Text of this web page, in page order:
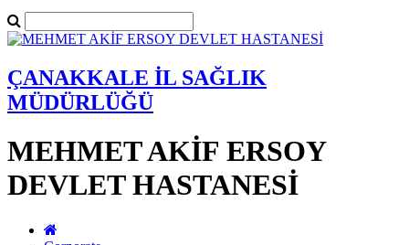
ÇANAKKALE İL SAĞLIK
MÜDÜRLÜĞÜ
MEHMET AKİF ERSOY
DEVLET HASTANESİ